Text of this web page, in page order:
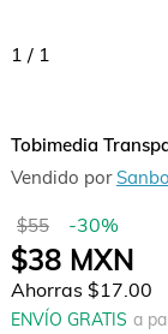
1 / 1
Tobimedia
Vendido por
$55 -30%
$38MXN
Ahorras $17.00
ENVÍO GRATIS a